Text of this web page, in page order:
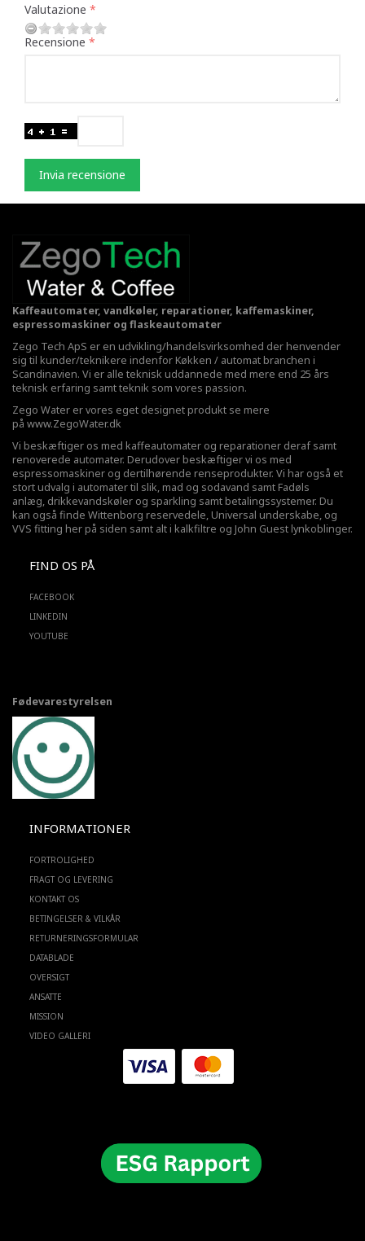
Valutazione
Recensione
Invia recensione
Kaffeautomater, vandkøler, reparationer, kaffemaskiner,
espressomaskiner og flaskeautomater
Zego Tech ApS er en udvikling/handelsvirksomhed der henvender
sig til kunder/teknikere indenfor Køkken / automat branchen i
Scandinavien. Vi er alle teknisk uddannede med mere end 25 års
teknisk erfaring samt teknik som vores passion.
Zego Water er vores eget designet produkt se mere
på www.ZegoWater.dk
Vi beskæftiger os med kaffeautomater og reparationer deraf samt
renoverede automater. Derudover beskæftiger vi os med
espressomaskiner og dertilhørende renseprodukter. Vi har også et
stort udvalg i automater til slik, mad og sodavand samt Fadøls
anlæg, drikkevandskøler og sparkling samt betalingssystemer. Du
kan også finde Wittenborg reservedele, Universal underskabe, og
VVS fitting her på siden samt alt i kalkfiltre og John Guest lynkoblinger.
FIND OS PÅ
FACEBOOK
LINKEDIN
YOUTUBE
Fødevarestyrelsen
INFORMATIONER
FORTROLIGHED
FRAGT OG LEVERING
KONTAKT OS
BETINGELSER & VILKÅR
RETURNERINGSFORMULAR
DATABLADE
OVERSIGT
ANSATTE
MISSION
VIDEO GALLERI